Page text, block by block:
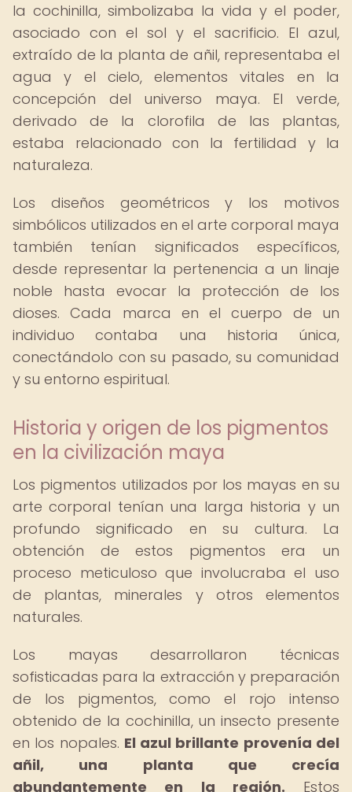
la cochinilla, simbolizaba la vida y el poder,
asociado con el sol y el sacrificio. El azul,
extraído de la planta de añil, representaba el
agua y el cielo, elementos vitales en la
concepción del universo maya. El verde,
derivado de la clorofila de las plantas,
estaba relacionado con la fertilidad y la
naturaleza.
Los diseños geométricos y los motivos
simbólicos utilizados en el arte corporal maya
también tenían significados específicos,
desde representar la pertenencia a un linaje
noble hasta evocar la protección de los
dioses. Cada marca en el cuerpo de un
individuo contaba una historia única,
conectándolo con su pasado, su comunidad
y su entorno espiritual.
Historia y origen de los pigmentos
en la civilización maya
Los pigmentos utilizados por los mayas en su
arte corporal tenían una larga historia y un
profundo significado en su cultura. La
obtención de estos pigmentos era un
proceso meticuloso que involucraba el uso
de plantas, minerales y otros elementos
naturales.
Los mayas desarrollaron técnicas
sofisticadas para la extracción y preparación
de los pigmentos, como el rojo intenso
obtenido de la cochinilla, un insecto presente
en los nopales. El azul brillante provenía del
añil, una planta que crecía
abundantemente en la región. Estos